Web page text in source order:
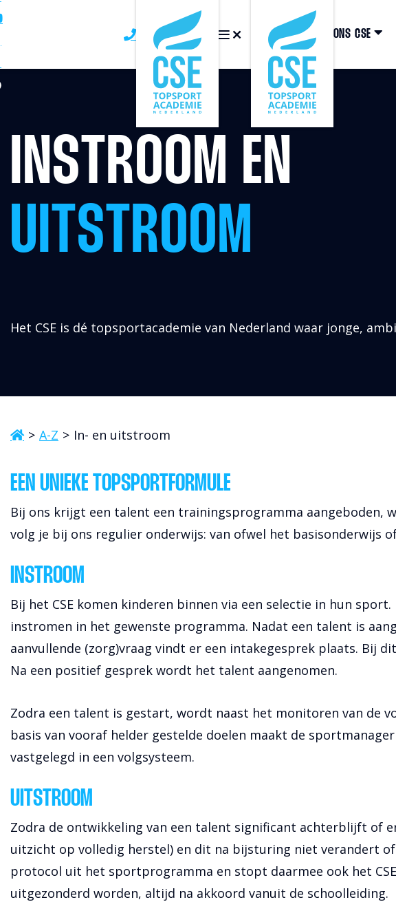
ONS CSE
INSTROOM EN
UITSTROOM
Het CSE is dé topsportacademie van Nederland waar jonge,
A-Z In- en uitstroom
EEN UNIEKE TOPSPORTFORMULE
Bij ons krijgt een talent een trainingsprogramma
volg je bij ons regulier onderwijs: van ofwel het basisonderwijs
INSTROOM
Bij het CSE komen kinderen binnen via een selectie in hun
instromen in het gewenste programma. Nadat een talent is
aanvullende (zorg)vraag vindt er een intakegesprek plaats. Bij
Na een positief gesprek wordt het talent aangenomen.
Zodra een talent is gestart, wordt naast het monitoren van de
basis van vooraf helder gestelde doelen maakt de
vastgelegd in een volgsysteem.
UITSTROOM
Zodra de ontwikkeling van een talent significant achterblijft of
uitzicht op volledig herstel) en dit na bijsturing niet verandert
protocol uit het sportprogramma en stopt daarmee ook het
uitgezonderd worden, altijd na akkoord vanuit de schoolleiding.